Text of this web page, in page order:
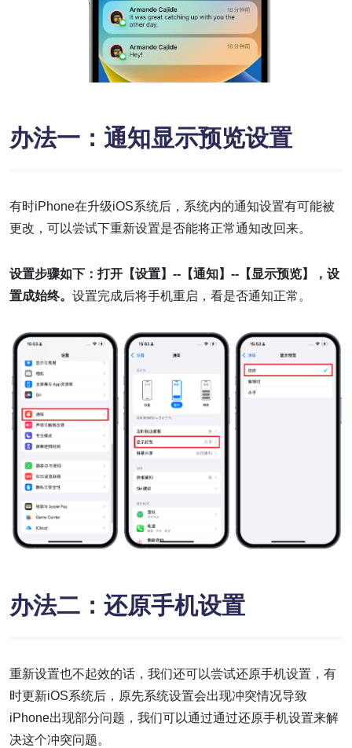
办法一：通知显示预览设置
有时iPhone在升级iOS系统后，系统内的通知设置有可能被
更改，可以尝试下重新设置是否能将正常通知改回来。
设置步骤如下：打开【设置】--【通知】--【显示预览】，设
置成始终。 设置完成后将手机重启，看是否通知正常。
办法二：还原手机设置
重新设置也不起效的话，我们还可以尝试还原手机设置，有
时更新iOS系统后，原先系统设置会出现冲突情况导致
iPhone出现部分问题，我们可以通过通过还原手机设置来解
决这个冲突问题。